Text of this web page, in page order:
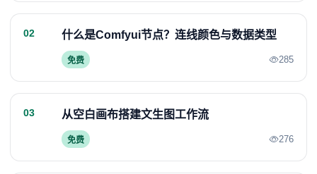
02 什么是Comfyui节点？连线颜色与数据类型
免费 285
03 从空白画布搭建文生图工作流
免费 276